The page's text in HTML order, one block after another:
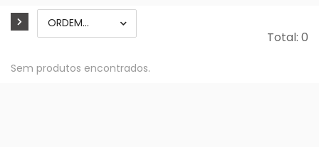
Total: 0
Sem produtos encontrados.